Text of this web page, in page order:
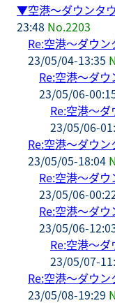
▼空港～ダウンタ
23:48 No.2203
Re:空港～ダウ
23/05/04-13:35
Re:空港～ダ
23/05/06-
Re:空港～
23/05/06-
Re:空港～ダウ
23/05/05-18:04
Re:空港～ダ
23/05/06-
Re:空港～ダ
23/05/06-
Re:空港～
23/05/07-
Re:空港～ダウ
23/05/08-19:29